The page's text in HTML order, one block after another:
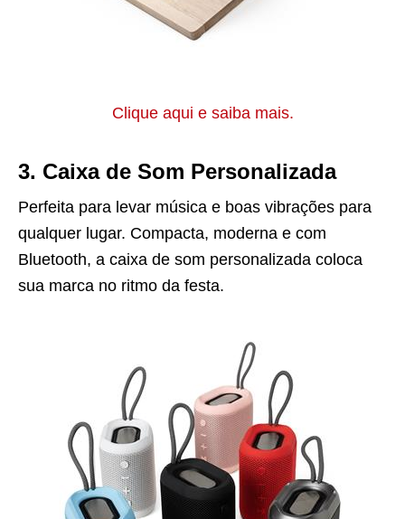
Clique aqui e saiba mais.
3. Caixa de Som Personalizada
Perfeita para levar música e boas vibrações para
qualquer lugar. Compacta, moderna e com
Bluetooth, a caixa de som personalizada coloca
sua marca no ritmo da festa.